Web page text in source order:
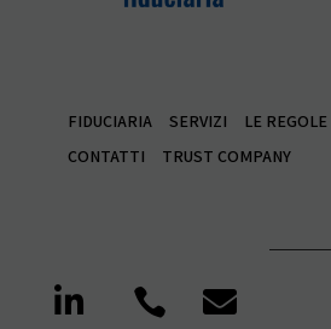
FIDUCIARIA SERVIZI LE REGOLE
CONTATTI
TRUST COMPANY
  